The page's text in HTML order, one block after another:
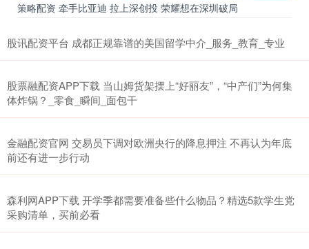
策略配资 牵手比亚迪 拉上深创投 荣耀想在深圳破局
股讯配资平台 成都正规靠谱的美国留学中介_服务_教育_专业
股票融配资APP下载 当山姆货架摆上“好丽友”，“中产们”为何集
体炸锅？_零食_瞬间_面包干
金融配资官网 交易员下调对欧洲央行的降息押注 不再认为年底
前还有进一步行动
森利网APP下载 开学季都需要准备些什么物品？精选5款学生党
采购清单，买前必看